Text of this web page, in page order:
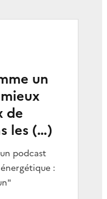
un
de
les (…)
podcast
: